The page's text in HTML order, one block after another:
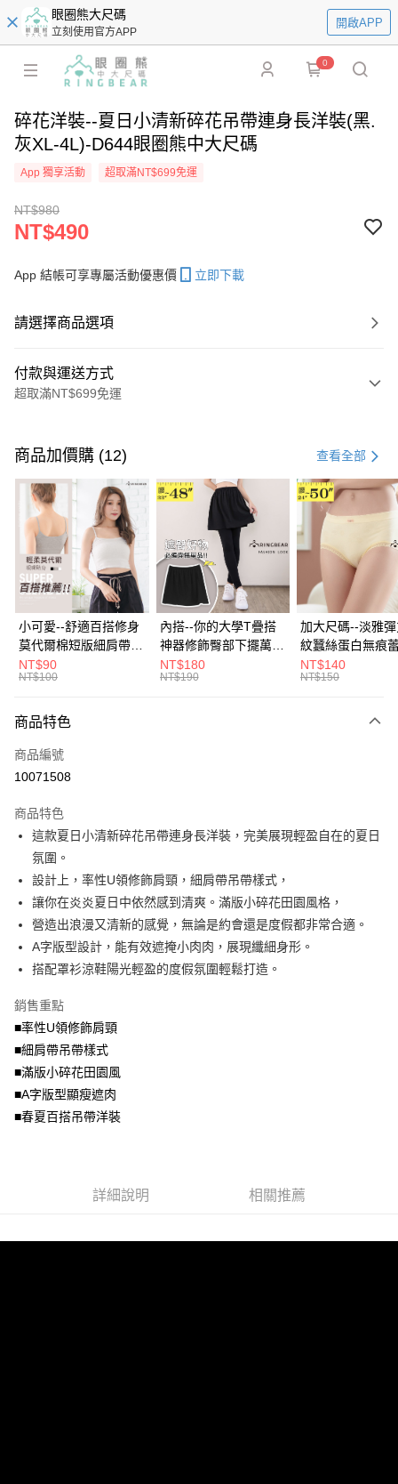
眼圈熊大尺碼
立刻使用官方APP
開啟APP
0
碎花洋裝--夏日小清新碎花吊帶連身長洋裝(黑.
灰XL-4L)-D644眼圈熊中大尺碼
App 獨享活動 超取滿NT$699免運
NT$980
NT$490
App 結帳可享專屬活動優惠價 立即下載
請選擇商品選項
付款與運送方式
超取滿NT$699免運
信用卡一次付款
超商取貨付款
LINE Pay
Apple Pay
街口支付
悠遊付
Google Pay
全盈+PAY
大哥付你分期
【大哥付你分期使用說明】
1.本服務由台灣大哥大提供，台灣大哥大用戶可立即使用無須另外申請。
流程，驗證手機門號後，選擇欲分期的期數、繳款截止日，確認付款後即完
成交易。
3.實際核准額度、可分期數及費用金額請依後續交易確認頁面所載為準。
4.訂單成立30分鐘內，如未前往確認交易或遇審核未通過，訂單將自動取
法說明評估內容。
【繳款方式說明】
1.分期款項不併入電信帳單，「大哥付你分期」於每月結算日後寄送繳費提
醒簡訊。
2.透過簡訊連結打開帳單後，可選擇「超商條碼／台灣大直營門市／銀行轉
帳／街口支付／iPASS MONEY」等通路繳費。
【注意事項】
1.本服務係由「台灣大哥大股份有限公司」（以下簡稱本公司）所提供，讓
用戶於交易時，得透過本服務購買商品或服務，並由商店將買賣／分期付款
買賣價金債權讓與本公司後，依約使用本公司帳單繳交帳款。
資料（包含姓名、電話或地址）提供予台灣大哥大進項蒐集、處理及利用，
由本公司與您本人進行分期帳單所需資料之確認、核對及更正。
3.完整用戶服務條款，請詳閱以下連結：
AFTEE先享後付
【關於「AFTEE先享後付」】
AFTEE先享後付是「在收到商品之後才付款」的支付方式。 讓您購物簡單
便利好安心！
１．簡單：不需註冊會員、不需綁卡、不需儲值。
２．便利：只要手機號碼，簡訊認證，即可結帳。
３．安心：先確認商品／服務後，再付款。
【「AFTEE先享後付」結帳流程】
１．於結帳方式選擇「AFTEE先享後付」後，將跳轉至「AFTEE先享後付」
２．訂單成立數日內，您將收到繳費通知簡訊。
ATM／網路銀行／等多元方式進行付款，方視為交易完成。
※ 請注意：結帳手續完成當下不需立刻繳費，但若您需要取消訂單，請聯絡
購買商品的店家。未經商家同意取消之訂單仍視為有效，需透過AFTEE先享
後付繳納相關費用。
※ 交易是否成功請以「AFTEE先享後付 」之結帳頁面顯示為準，若有關於
是否繳費成功／繳費後需取消欲退款等相關疑問，請聯繫「AFTEE先享後付
客戶支援中心」https://netprotections.freshdesk.com/support/home
２．關於個人資料處理事宜，請瀏覽以下網址：
ATM付款
全家取貨付款
每筆NT$70，滿NT$699(含以上)免運費
付款後全家取貨
7-11取貨付款
每筆NT$70，滿NT$799(含以上)免運費
付款後7-11取貨
每筆NT$70，滿NT$699(含以上)免運費
宅配
商品加價購 (12) 查看全部
小可愛--舒適百搭修身
莫代爾棉短版細肩帶素
色背心(白.黑.灰L-2L)-
U582眼圈熊中大尺碼
NT$90
NT$100
內搭--你的大學T疊搭
神器修飾臀部下擺萬用
內搭裙/遮臀裙(黑2L-
6L)-Q155眼圈熊中大
NT$180
NT$190
加大尺碼--淡雅
紋蠶絲蛋白無痕
角內褲(白.粉.藍.
3L)-L28眼圈熊中
NT$140
NT$150
商品特色
商品編號
10071508
商品特色
這款夏日小清新碎花吊帶連身長洋裝，完美展現輕盈自在的夏日
氛圍。
設計上，率性U領修飾肩頸，細肩帶吊帶樣式，
讓你在炎炎夏日中依然感到清爽。滿版小碎花田園風格，
營造出浪漫又清新的感覺，無論是約會還是度假都非常合適。
A字版型設計，能有效遮掩小肉肉，展現纖細身形。
搭配罩衫涼鞋陽光輕盈的度假氛圍輕鬆打造。
銷售重點
■率性U領修飾肩頸
■細肩帶吊帶樣式
■滿版小碎花田園風
■A字版型顯瘦遮肉
■春夏百搭吊帶洋裝
詳細說明 相關推薦